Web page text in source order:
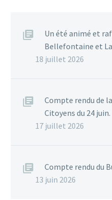
Un été animé et
Bellefontaine et
18 juillet 2026
Compte rendu de
Citoyens du 24 juin.
17 juillet 2026
Compte rendu du
13 juin 2026